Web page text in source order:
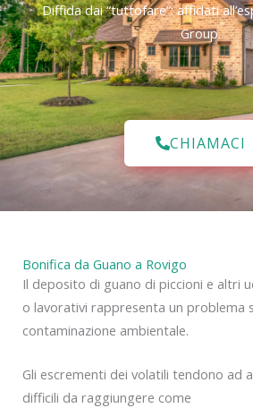
Diffida dai “tuttofare”: affidati
Group.
CHIAMACI
Bonifica da Guano a Rovigo
Il deposito di guano di piccioni e altri
o lavorativi rappresenta un problema
contaminazione ambientale.
Gli escrementi dei volatili tendono ad
difficili da raggiungere come